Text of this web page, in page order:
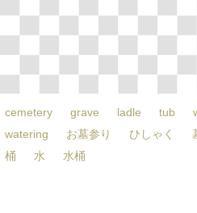
cemetery grave ladle tub
watering
お墓参り ひしゃく
桶
水 水桶